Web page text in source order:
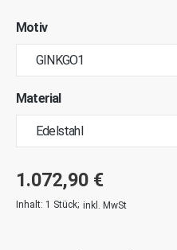
Motiv
Material
1.072,90 €
Inhalt: 1 Stück; inkl. MwSt